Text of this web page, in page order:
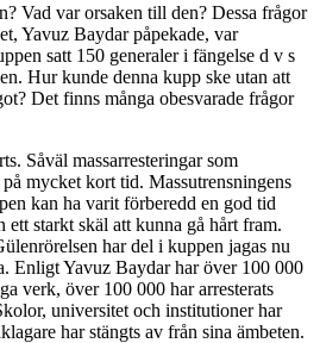
Vad var orsaken till den? Dessa frågor
Yavuz Baydar påpekade, var
satt 150 generaler i fängelse d v s
Hur kunde denna kupp ske utan att
Det finns många obesvarade frågor
Såväl massarresteringar som
mycket kort tid. Massutrensningens
kan ha varit förberedd en god tid
starkt skäl att kunna gå hårt fram.
har del i kuppen jagas nu
Enligt Yavuz Baydar har över 100 000
verk, över 100 000 har arresterats
universitet och institutioner har
har stängts av från sina ämbeten.